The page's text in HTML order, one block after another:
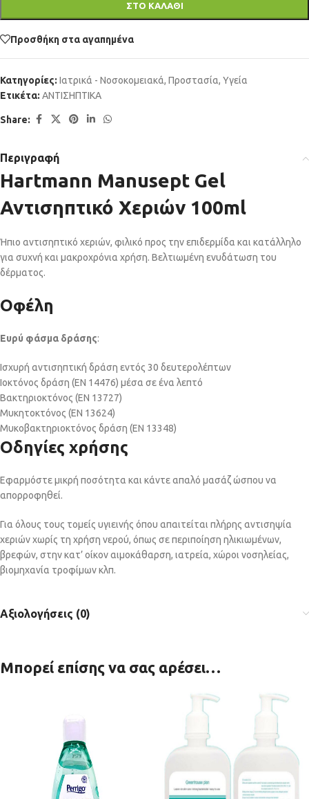
ΣΤΟ ΚΑΛΑΘΙ
Προσθήκη στα αγαπημένα
Κατηγορίες: Ιατρικά - Νοσοκομειακά, Προστασία, Υγεία
Ετικέτα: ΑΝΤΙΣΗΠΤΙΚΑ
Share:
Περιγραφή
Hartmann Manusept Gel
Αντισηπτικό Χεριών 100ml
Ήπιο αντισηπτικό χεριών, φιλικό προς την επιδερμίδα και κατάλληλο
για συχνή και μακροχρόνια χρήση. Bελτιωμένη ενυδάτωση του
δέρματος.
Οφέλη
Ευρύ φάσμα δράσης:
Ισχυρή αντισηπτική δράση εντός 30 δευτερολέπτων
Ιοκτόνος δράση (ΕΝ 14476) μέσα σε ένα λεπτό
Βακτηριοκτόνος (ΕΝ 13727)
Μυκητοκτόνος (ΕΝ 13624)
Μυκοβακτηριοκτόνος δράση (ΕΝ 13348)
Οδηγίες χρήσης
Εφαρμόστε μικρή ποσότητα και κάντε απαλό μασάζ ώσπου να
απορροφηθεί.
Για όλους τους τομείς υγιεινής όπου απαιτείται πλήρης αντισηψία
χεριών χωρίς τη χρήση νερού, όπως σε περιποίηση ηλικιωμένων,
βρεφών, στην κατ’ οίκον αιμοκάθαρση, ιατρεία, χώροι νοσηλείας,
βιομηχανία τροφίμων κλπ.
Αξιολογήσεις (0)
Μπορεί επίσης να σας αρέσει…